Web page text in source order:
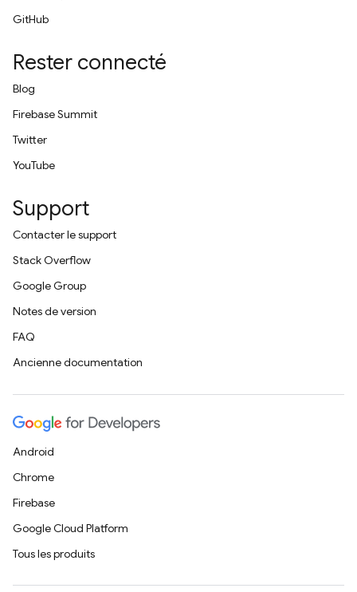
GitHub
Rester connecté
Blog
Firebase Summit
Twitter
YouTube
Support
Contacter le support
Stack Overflow
Google Group
Notes de version
FAQ
Ancienne documentation
Android
Chrome
Firebase
Google Cloud Platform
Tous les produits